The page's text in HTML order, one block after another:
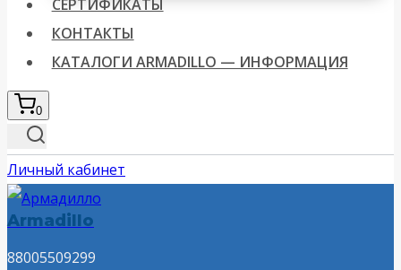
СЕРТИФИКАТЫ
КОНТАКТЫ
КАТАЛОГИ ARMADILLO — ИНФОРМАЦИЯ
0
Личный кабинет
Armadillo
88005509299